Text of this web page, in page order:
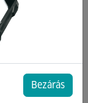
Bezárás